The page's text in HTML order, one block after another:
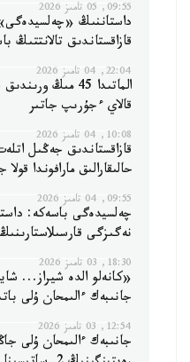
09:55, 05 تامىز 2026
داستاننىڭ
قازاقستاندىق تالانتتىڭ
22:04, 04 تامىز 2026
الماتىدا 45 مىڭ
قالاي ءجۇرىپ جاتىر
10:08, 04 تامىز 2026
قازاقستاندىق جەڭىل
حالىقارالىق مارافوندا
09:55, 04 تامىز 2026
چەلسيدەگى باسەكە:
نەگىزگى
18:30, 03 تامىز 2026
«كانەلو الدە شيراز...
جانىبەك ءالىمحان ۇلى
12:54, 03 تامىز 2026